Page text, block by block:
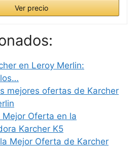
Ver precio
en Leroy Merlin:
mejores ofertas de Karcher
Mejor Oferta en la
Karcher K5
Mejor Oferta de Karcher